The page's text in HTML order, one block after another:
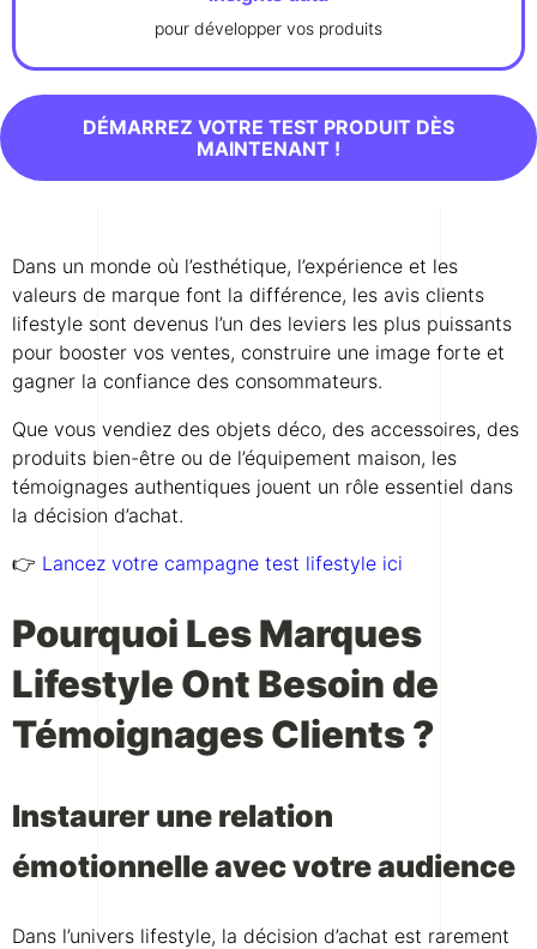
pour développer vos produits
DÉMARREZ VOTRE TEST PRODUIT DÈS
MAINTENANT !
Dans un monde où l’esthétique, l’expérience et les
valeurs de marque font la différence, les avis clients
lifestyle sont devenus l’un des leviers les plus puissants
pour booster vos ventes, construire une image forte et
gagner la confiance des consommateurs.
Que vous vendiez des objets déco, des accessoires, des
produits bien-être ou de l’équipement maison, les
témoignages authentiques jouent un rôle essentiel dans
la décision d’achat.
👉 Lancez votre campagne test lifestyle ici
Pourquoi Les Marques
Lifestyle Ont Besoin de
Témoignages Clients ?
Instaurer une relation
émotionnelle avec votre audience
Dans l’univers lifestyle, la décision d’achat est rarement